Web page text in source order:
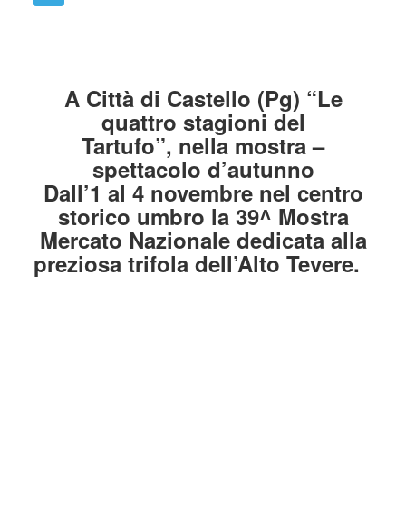
A Città di Castello (Pg) “Le
quattro stagioni del
Tartufo”, nella mostra –
spettacolo d’autunno
Dall’1 al 4 novembre nel centro
storico umbro la 39^ Mostra
Mercato Nazionale dedicata alla
preziosa trifola dell’Alto Tevere.